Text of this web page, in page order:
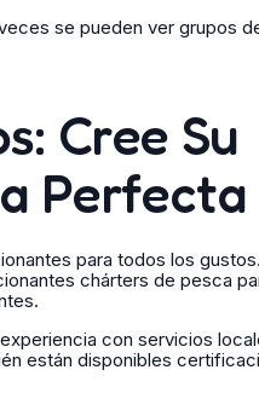
se pueden ver grupos
Cree Su
Perfecta
para todos los
chárters de pesca
con servicios
están disponibles